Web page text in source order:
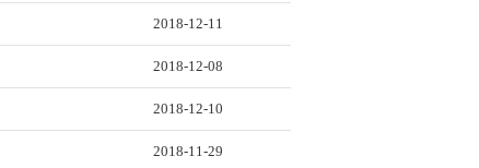
2018-12-11
2018-12-08
2018-12-10
2018-11-29